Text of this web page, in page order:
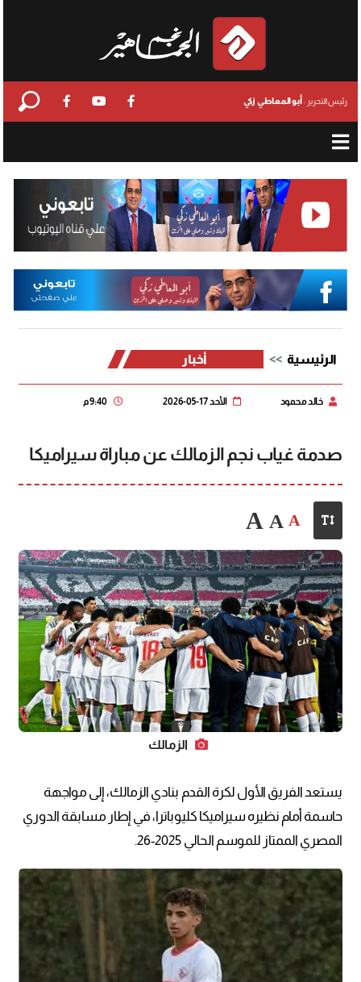
رئيس التحرير : أبو المعاطي زكي
الرئيسية أخبار
خالد محمود الأحد 17-05-2026 9:40 م
صدمة غياب نجم الزمالك عن مباراة سيراميكا
A
A
A
الزمالك
يستعد الفريق الأول لكرة القدم بنادي الزمالك، إلى مواجهة
حاسمة أمام نظيره سيراميكا كليوباترا، في إطار مسابقة الدوري
المصري الممتاز للموسم الحالي 2025-26.